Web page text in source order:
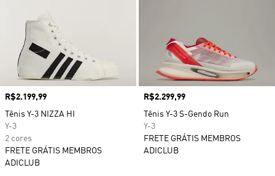
Preço
R$2.199,99
Tênis Y-3 NIZZA HI
Y-3
2 cores
FRETE GRÁTIS MEMBROS
ADICLUB
Preço
R$2.299,99
Tênis Y-3 S-Gendo Run
Y-3
FRETE GRÁTIS MEMBROS
ADICLUB